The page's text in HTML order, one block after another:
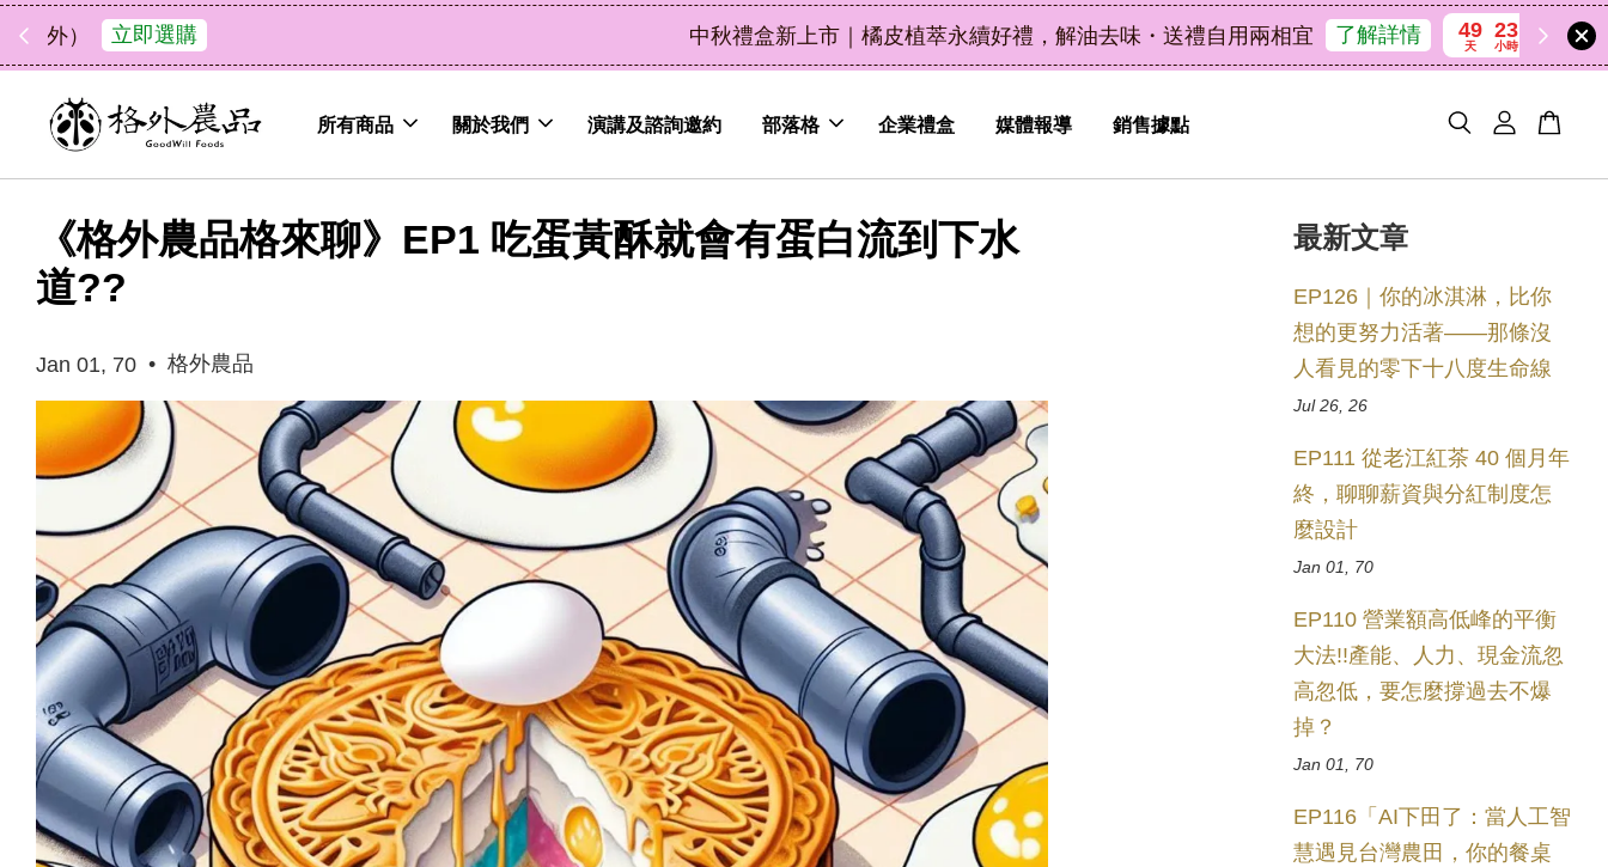
中秋禮盒新上市｜橘皮植萃永續好禮，解油去味・送禮自用兩相宜 了解詳情 49
天
23
小時
57
分鐘
15
秒
所有商品 關於我們 演講及諮詢邀約 部落格 企業禮盒 媒體報導 銷售據點
《格外農品格來聊》EP1 吃蛋黃酥就會有蛋白流到下水
道??
Jan 01, 70 • 格外農品
最新文章
EP126｜你的冰淇淋，比你
想的更努力活著——那條沒
人看見的零下十八度生命線
Jul 26, 26
EP111 從老江紅茶 40 個月年
終，聊聊薪資與分紅制度怎
麼設計
Jan 01, 70
EP110 營業額高低峰的平衡
大法!!產能、人力、現金流忽
高忽低，要怎麼撐過去不爆
掉？
Jan 01, 70
EP116「AI下田了：當人工智
慧遇見台灣農田，你的餐桌